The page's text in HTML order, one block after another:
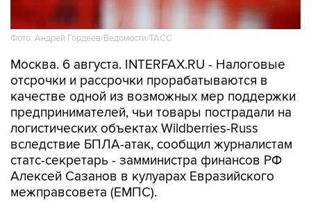
Фото: Андрей Гордеев/Ведомости/ТАСС
Москва. 6 августа. INTERFAX.RU - Налоговые
отсрочки и рассрочки прорабатываются в
качестве одной из возможных мер поддержки
предпринимателей, чьи товары пострадали на
логистических объектах Wildberries-Russ
вследствие БПЛА-атак, сообщил журналистам
статс-секретарь - замминистра финансов РФ
Алексей Сазанов в кулуарах Евразийского
межправсовета (ЕМПС).